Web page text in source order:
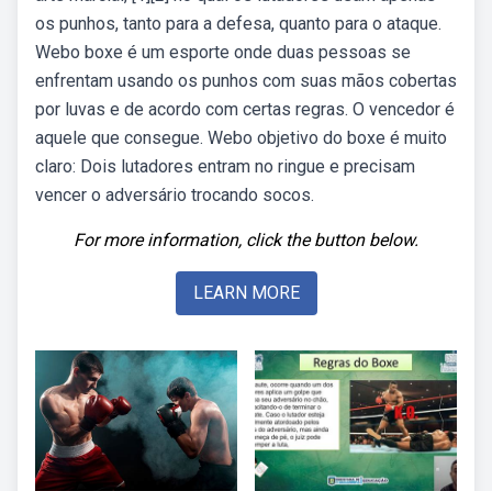
os punhos, tanto para a defesa, quanto para o ataque.
Webo boxe é um esporte onde duas pessoas se
enfrentam usando os punhos com suas mãos cobertas
por luvas e de acordo com certas regras. O vencedor é
aquele que consegue. Webo objetivo do boxe é muito
claro: Dois lutadores entram no ringue e precisam
vencer o adversário trocando socos.
For more information, click the button below.
LEARN MORE